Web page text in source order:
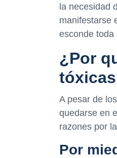
la necesidad
manifestarse
esconde toda
¿Por
A pesar de
quedarse en
razones por
Por